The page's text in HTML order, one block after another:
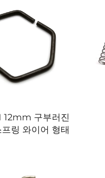
12mm 구부러진
링 와이어 형태